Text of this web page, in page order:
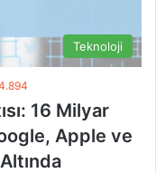
Teknoloji
16 Milyar
Apple ve